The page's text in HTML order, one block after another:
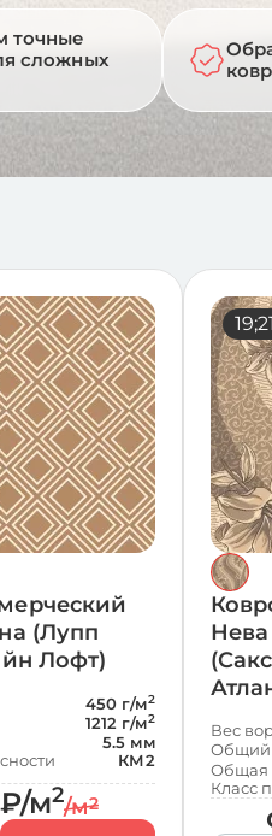
точные
сложных
17;21
(Лупп
Лофт)
450 г/м2
1212 г/м2
5.5 мм
КМ2
₽/м2/м2
19;21
Вес
Общий
Общая
Класс